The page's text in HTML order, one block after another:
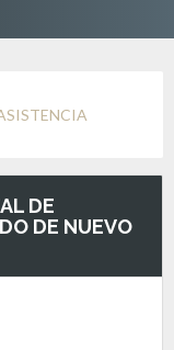
DE
DE NUEVO